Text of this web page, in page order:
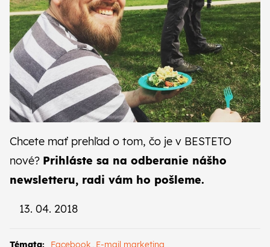
Chcete mať prehľad o tom, čo je v BESTETO
nové? Prihláste sa na odberanie nášho
newsletteru, radi vám ho pošleme.
13. 04. 2018
Témata: Facebook, E-mail marketing